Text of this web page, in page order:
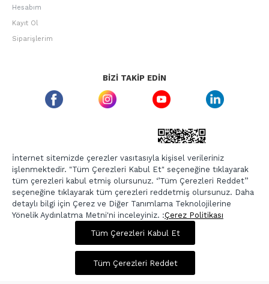
1.050,00 TL 4.199,00 TL
Sepette %20 İndirim
Hesabım
Kayıt Ol
Siparişlerim
BIZI TAKIP EDIN
ETBIS GÜVEN DAMGASI
Copyright © 2026, Berr-In.com, Tüm Hakları Saklıdır.
Tüm Çerezleri Kabul Et
İnternet sitemizde çerezler vasıtasıyla kişisel verileriniz
işlenmektedir. "Tüm Çerezleri Kabul Et" seçeneğine tıklayarak
tüm çerezleri kabul etmiş olursunuz. ‘’Tüm Çerezleri Reddet’’
seçeneğine tıklayarak tüm çerezleri reddetmiş olursunuz. Daha
detaylı bilgi için Çerez ve Diğer Tanımlama Teknolojilerine
Yönelik Aydınlatma Metni'ni inceleyiniz. :Çerez Politikası
Tüm Çerezleri Reddet